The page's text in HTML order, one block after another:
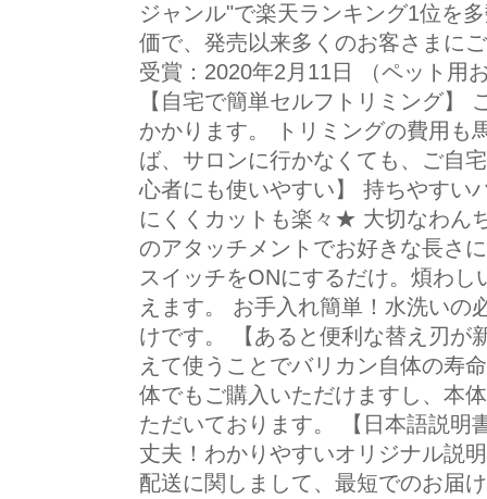
ジャンル"で楽天ランキング1位を
価で、発売以来多くのお客さまに
受賞：2020年2月11日 （ペット用
【自宅で簡単セルフトリミング】
かかります。 トリミングの費用も
ば、サロンに行かなくても、ご自
心者にも使いやすい】 持ちやすい
にくくカットも楽々★ 大切なわん
のアタッチメントでお好きな長さ
スイッチをONにするだけ。煩わ
えます。 お手入れ簡単！水洗いの
けです。 【あると便利な替え刃が
えて使うことでバリカン自体の寿
体でもご購入いただけますし、本
ただいております。 【日本語説明
丈夫！わかりやすいオリジナル説
配送に関しまして、最短でのお届